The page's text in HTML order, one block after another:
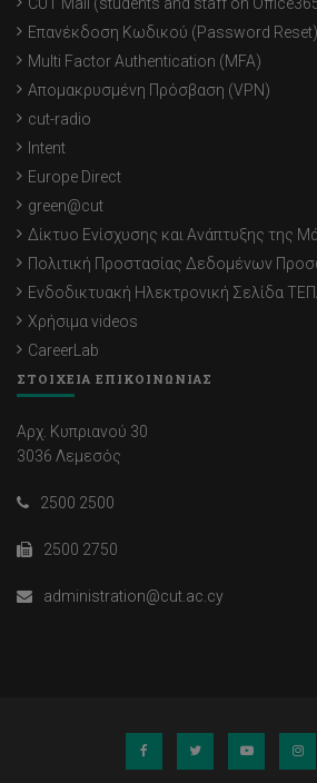
CUT Mail (students and staff on
Επανέκδοση Κωδικού (Password Reset)
Multi Factor Authentication (MFA)
Απομακρυσμένη Πρόσβαση (VPN)
cut-radio
Intent
Europe Direct
green@cut
Δίκτυο Ενίσχυσης και Ανάπτυξης της
Πολιτική Προστασίας Δεδομένων
Ενδοδικτυακή Ηλεκτρονική Σελίδα
Χρήσιμα videos
CareerLab
ΣΤΟΙΧΕΙΑ ΕΠΙΚΟΙΝΩΝΙΑΣ
Αρχ. Κυπριανού 30
3036 Λεμεσός
2500 2500
2500 2750
administration@cut.ac.cy